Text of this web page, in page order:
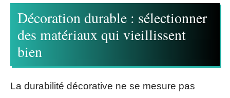
Décoration durable : sélectionner
des matériaux qui vieillissent
bien
La durabilité décorative ne se mesure pas